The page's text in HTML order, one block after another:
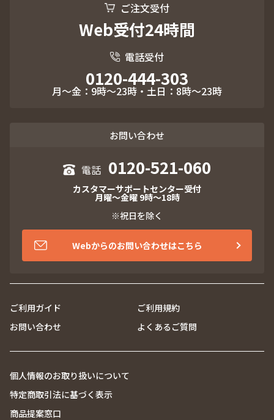
ご注文受付
Web受付24時間
電話受付
0120-444-303
月～金：9時～23時・土日：8時～23時
お問い合わせ
0120-521-060
カスタマーサポートセンター受付
月曜～金曜 9時～18時
※祝日を除く
Webからのお問い合わせはこちら
ご利用ガイド
ご利用規約
お問い合わせ
よくあるご質問
個人情報のお取り扱いについて
特定商取引法に基づく表示
商品提案窓口